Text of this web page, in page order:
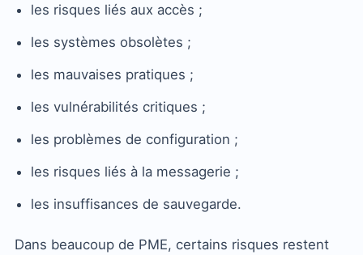
les risques liés aux accès ;
les systèmes obsolètes ;
les mauvaises pratiques ;
les vulnérabilités critiques ;
les problèmes de configuration ;
les risques liés à la messagerie ;
les insuffisances de sauvegarde.
Dans beaucoup de PME, certains risques restent